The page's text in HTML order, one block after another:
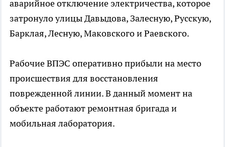
аварийное отключение электричества, которое
затронуло улицы Давыдова, Залесную, Русскую,
Барклая, Лесную, Маковского и Раевского.
Рабочие ВПЭС оперативно прибыли на место
происшествия для восстановления
поврежденной линии. В данный момент на
объекте работают ремонтная бригада и
мобильная лаборатория.